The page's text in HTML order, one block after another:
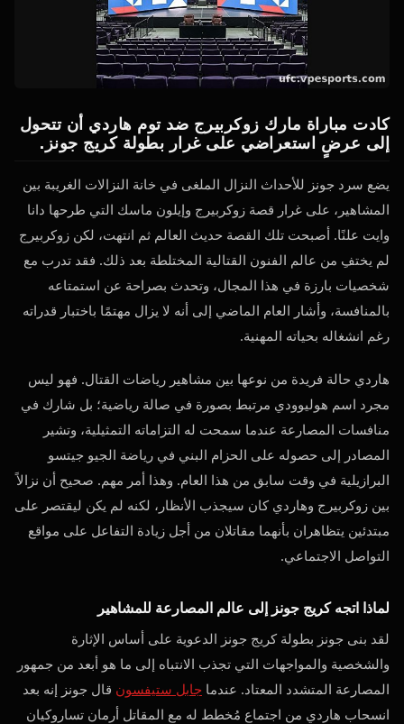
كادت مباراة مارك زوكربيرج ضد توم هاردي أن تتحول
إلى عرضٍ استعراضي على غرار بطولة كريج جونز.
يضع سرد جونز للأحداث النزال الملغى في خانة النزالات الغريبة بين
المشاهير، على غرار قصة زوكربيرج وإيلون ماسك التي طرحها دانا
وايت علنًا. أصبحت تلك القصة حديث العالم ثم انتهت، لكن زوكربيرج
لم يختفِ من عالم الفنون القتالية المختلطة بعد ذلك. فقد تدرب مع
شخصيات بارزة في هذا المجال، وتحدث بصراحة عن استمتاعه
بالمنافسة، وأشار العام الماضي إلى أنه لا يزال مهتمًا باختبار قدراته
رغم انشغاله بحياته المهنية.
هاردي حالة فريدة من نوعها بين مشاهير رياضات القتال. فهو ليس
مجرد اسم هوليوودي مرتبط بصورة في صالة رياضية؛ بل شارك في
منافسات المصارعة عندما سمحت له التزاماته التمثيلية، وتشير
المصادر إلى حصوله على الحزام البني في رياضة الجيو جيتسو
البرازيلية في وقت سابق من هذا العام. وهذا أمر مهم. صحيح أن نزالاً
بين زوكربيرج وهاردي كان سيجذب الأنظار، لكنه لم يكن ليقتصر على
مبتدئين يتظاهران بأنهما مقاتلان من أجل زيادة التفاعل على مواقع
التواصل الاجتماعي.
لماذا اتجه كريج جونز إلى عالم المصارعة للمشاهير
لقد بنى جونز بطولة كريج جونز الدعوية على أساس الإثارة
والشخصية والمواجهات التي تجذب الانتباه إلى ما هو أبعد من جمهور
المصارعة المتشدد المعتاد. عندما جابل ستيفسون قال جونز إنه بعد
انسحاب هاردي من اجتماع مُخطط له مع المقاتل أرمان تساروكيان